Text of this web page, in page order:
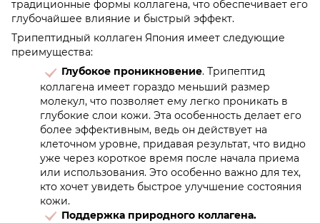
традиционные формы коллагена, что обеспечивает его
глубочайшее влияние и быстрый эффект.
Трипептидный коллаген Япония имеет следующие
преимущества:
Глубокое проникновение. Трипептид
коллагена имеет гораздо меньший размер
молекул, что позволяет ему легко проникать в
глубокие слои кожи. Эта особенность делает его
более эффективным, ведь он действует на
клеточном уровне, придавая результат, что видно
уже через короткое время после начала приема
или использования. Это особенно важно для тех,
кто хочет увидеть быстрое улучшение состояния
кожи.
Поддержка природного коллагена.